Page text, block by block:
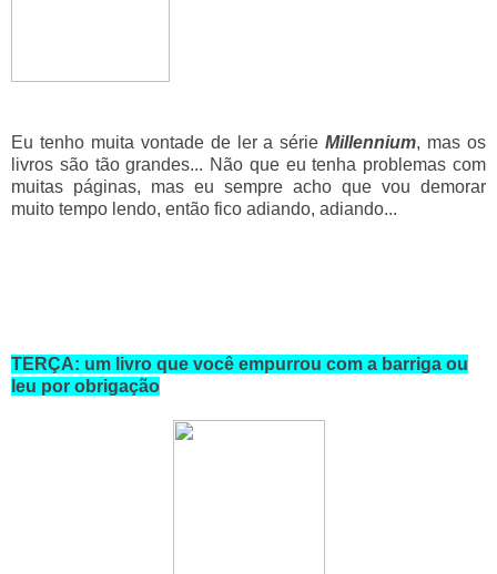
Eu tenho muita vontade de ler a sérieMillennium, mas os
livros são tão grandes... Não que eu tenha problemas com
muitas páginas, mas eu sempre acho que vou demorar
muito tempo lendo, então fico adiando, adiando...
TERÇA: um livro que você empurrou com a barriga ou
leu por obrigação